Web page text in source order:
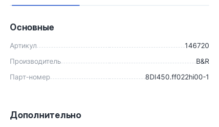
Основные
Артикул
146720
Производитель
B&R
Парт-номер
8DI450.ff022hi00-1
Дополнительно